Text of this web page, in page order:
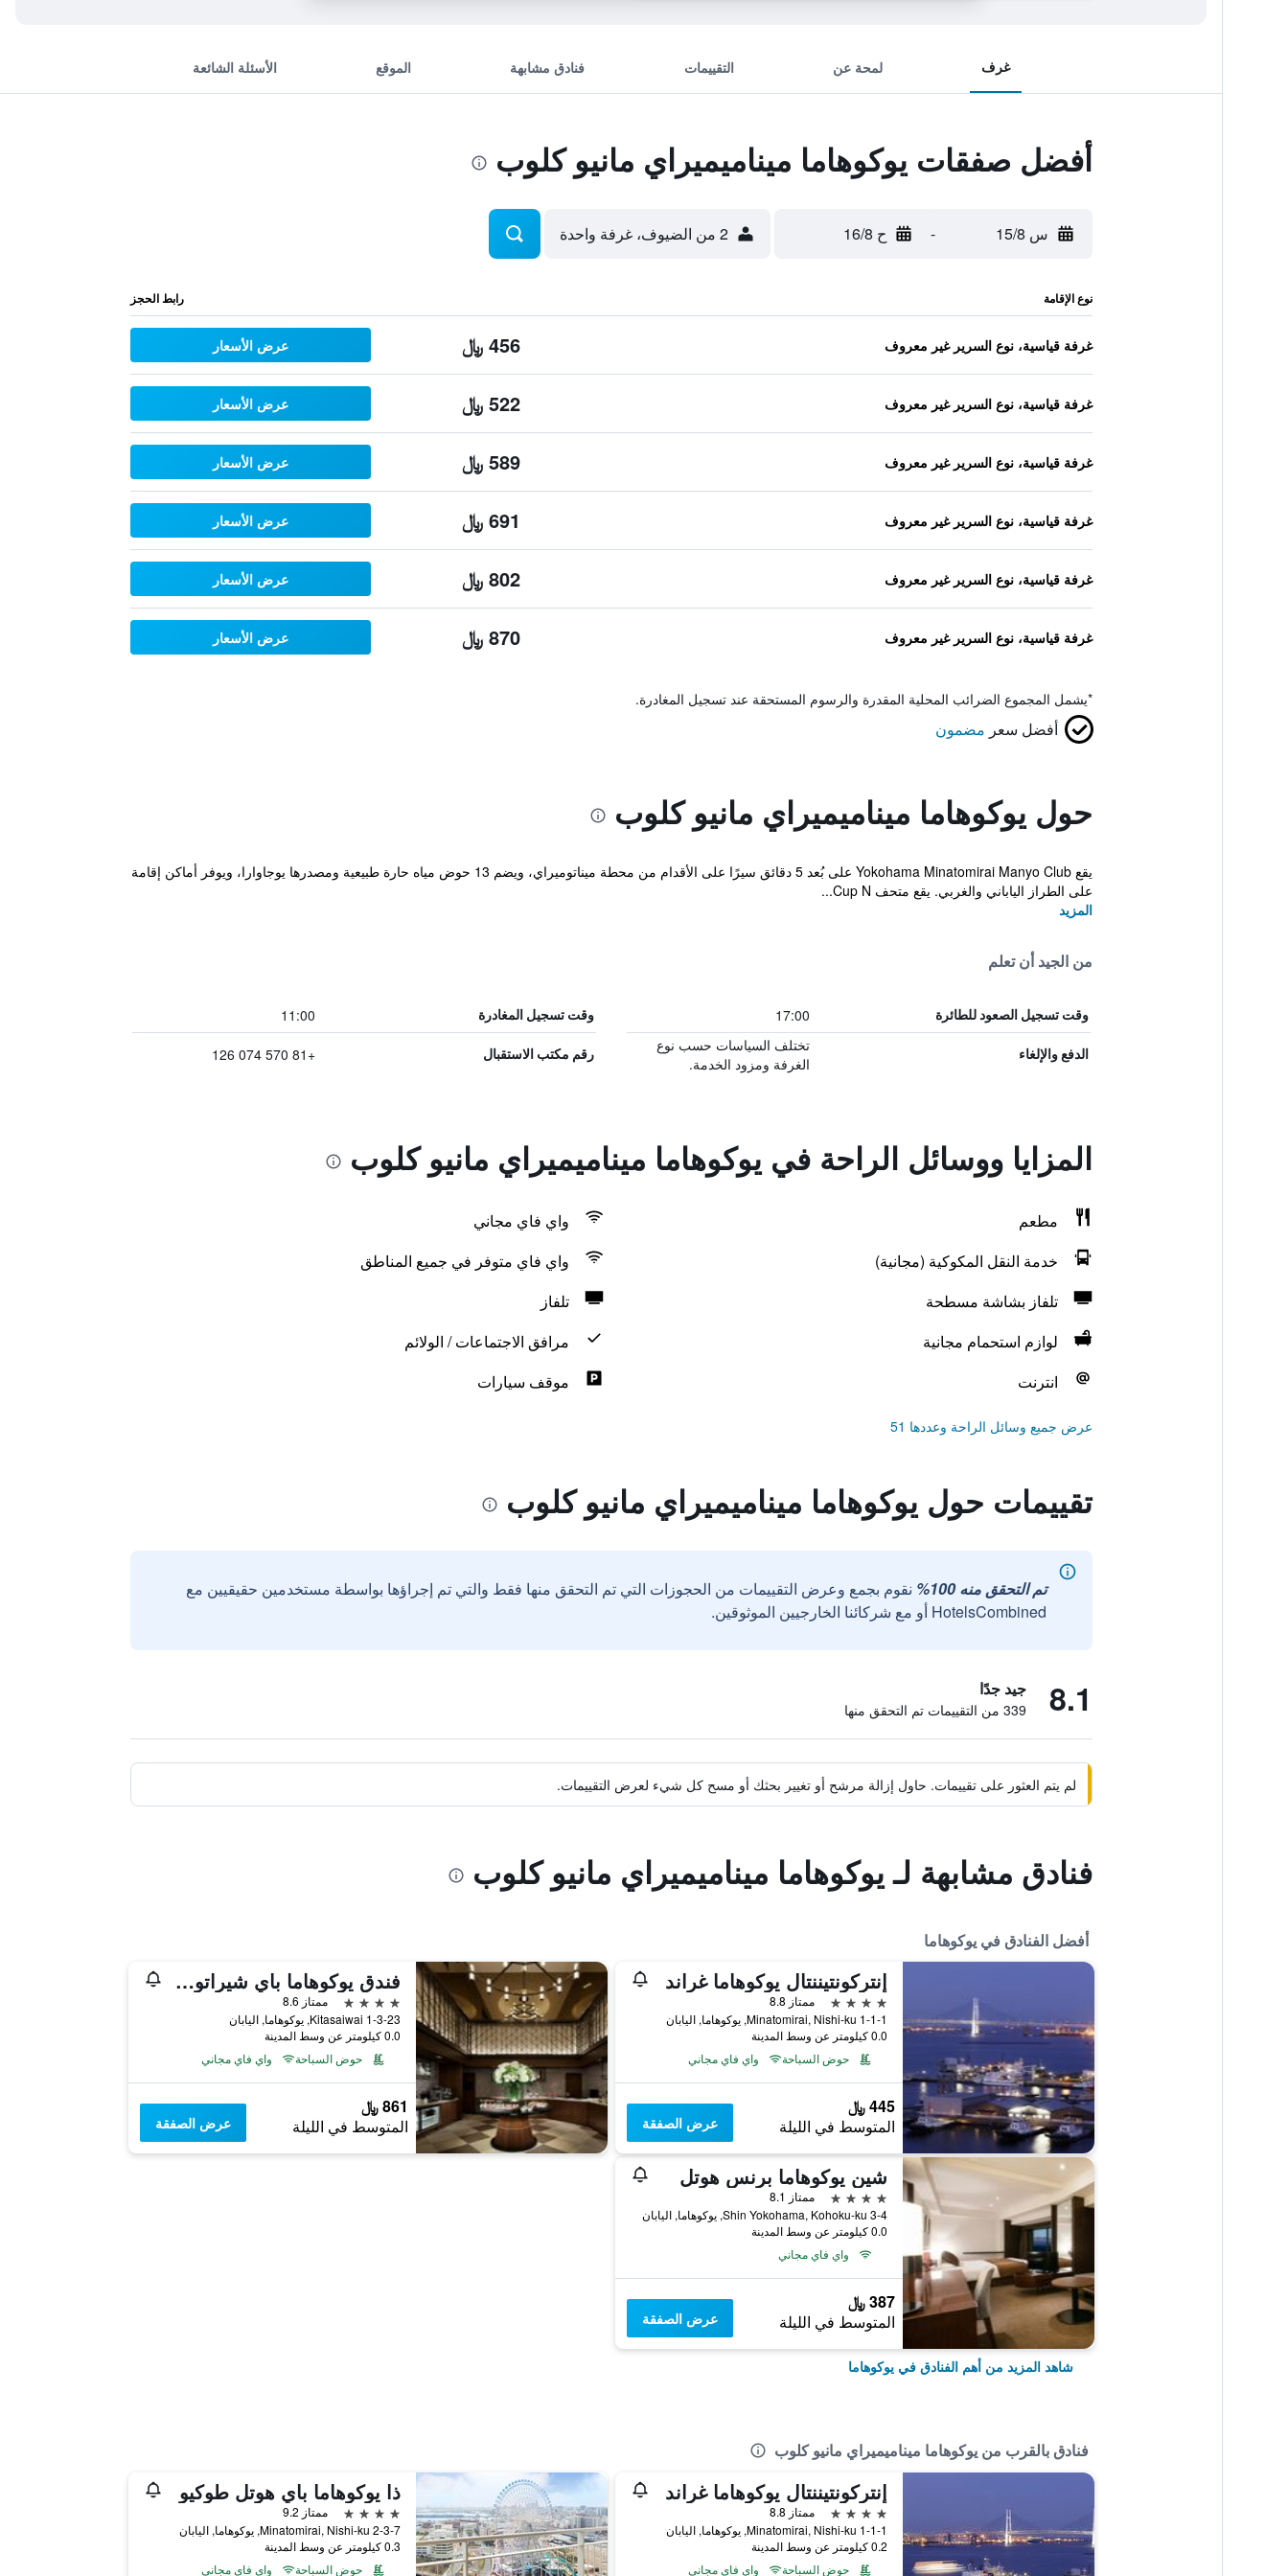
غرف لمحة عن التقييمات فنادق مشابهة الموقع الأسئلة الشائعة
أفضل صفقات يوكوهاما ميناميميراي مانيو كلوب
س 15/8 - ح 16/8 2 من الضيوف، غرفة واحدة
نوع الإقامة رابط الحجز
غرفة قياسية، نوع السرير غير معروف 456 ﷼ عرض الأسعار
غرفة قياسية، نوع السرير غير معروف 522 ﷼ عرض الأسعار
غرفة قياسية، نوع السرير غير معروف 589 ﷼ عرض الأسعار
غرفة قياسية، نوع السرير غير معروف 691 ﷼ عرض الأسعار
غرفة قياسية، نوع السرير غير معروف 802 ﷼ عرض الأسعار
غرفة قياسية، نوع السرير غير معروف 870 ﷼ عرض الأسعار
*يشمل المجموع الضرائب المحلية المقدرة والرسوم المستحقة عند تسجيل المغادرة.
أفضل سعر مضمون
حول يوكوهاما ميناميميراي مانيو كلوب
يقع Yokohama Minatomirai Manyo Club على بُعد 5 دقائق سيرًا على الأقدام من محطة ميناتوميراي، ويضم 13 حوض مياه حارة طبيعية ومصدرها يوجاوارا، ويوفر أماكن إقامة
على الطراز الياباني والغربي. يقع متحف Cup N...
المزيد
من الجيد أن تعلم
وقت تسجيل الصعود للطائرة 17:00 وقت تسجيل المغادرة 11:00
الدفع والإلغاء
تختلف السياسات حسب نوع
الغرفة ومزود الخدمة.
رقم مكتب الاستقبال +81 570 074 126
المزايا ووسائل الراحة في يوكوهاما ميناميميراي مانيو كلوب
مطعم
واي فاي مجاني
خدمة النقل المكوكية (مجانية)
واي فاي متوفر في جميع المناطق
تلفاز بشاشة مسطحة
تلفاز
لوازم استحمام مجانية
مرافق الاجتماعات / الولائم
انترنت
موقف سيارات
عرض جميع وسائل الراحة وعددها 51
تقييمات حول يوكوهاما ميناميميراي مانيو كلوب
تم التحقق منه 100%
نقوم بجمع وعرض التقييمات من الحجوزات التي تم التحقق منها فقط والتي تم إجراؤها بواسطة مستخدمين حقيقيين مع
HotelsCombined أو مع شركائنا الخارجيين الموثوقين.
8.1 جيد جدًا
339 من التقييمات تم التحقق منها
لم يتم العثور على تقييمات. حاول إزالة مرشح أو تغيير بحثك أو مسح كل شيء لعرض التقييمات.
فنادق مشابهة لـ يوكوهاما ميناميميراي مانيو كلوب
أفضل الفنادق في يوكوهاما
إنتركونتيننتال يوكوهاما غراند
4 نجوم
ممتاز 8.8
1-1-1 Minatomirai, Nishi-ku, يوكوهاما, اليابان
0.0 كيلومتر عن وسط المدينة
حوض السباحة
واي فاي مجاني
445 ﷼
المتوسط في الليلة عرض الصفقة
فندق يوكوهاما باي شيراتون أند تاورز
4 نجوم
ممتاز 8.6
1-3-23 Kitasaiwai, يوكوهاما, اليابان
0.0 كيلومتر عن وسط المدينة
حوض السباحة
واي فاي مجاني
861 ﷼
المتوسط في الليلة عرض الصفقة
شين يوكوهاما برنس هوتل
4 نجوم
ممتاز 8.1
3-4 Shin Yokohama, Kohoku-ku, يوكوهاما, اليابان
0.0 كيلومتر عن وسط المدينة
واي فاي مجاني
387 ﷼
المتوسط في الليلة عرض الصفقة
شاهد المزيد من أهم الفنادق في يوكوهاما
فنادق بالقرب من يوكوهاما ميناميميراي مانيو كلوب
إنتركونتيننتال يوكوهاما غراند
4 نجوم
ممتاز 8.8
1-1-1 Minatomirai, Nishi-ku, يوكوهاما, اليابان
0.2 كيلومتر عن وسط المدينة
حوض السباحة
واي فاي مجاني
ذا يوكوهاما باي هوتل طوكيو
4 نجوم
ممتاز 9.2
2-3-7 Minatomirai, Nishi-ku, يوكوهاما, اليابان
0.3 كيلومتر عن وسط المدينة
حوض السباحة
واي فاي مجاني